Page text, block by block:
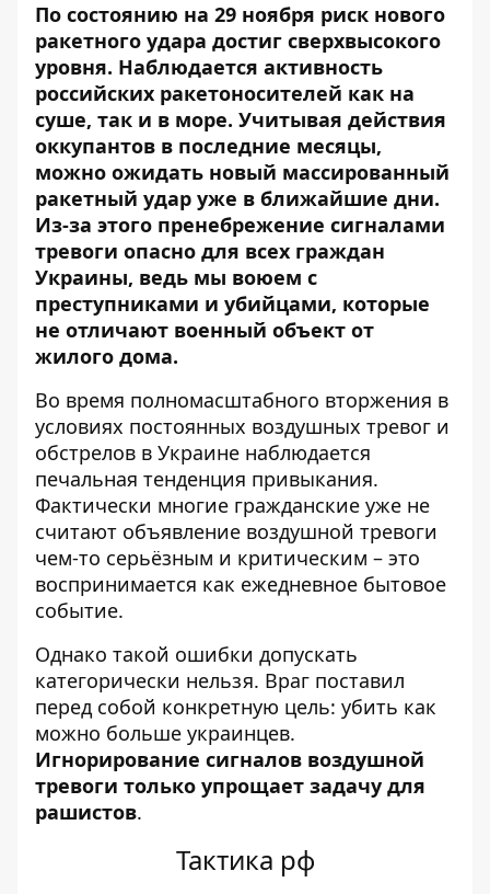
По состоянию на 29 ноября риск нового
ракетного удара достиг сверхвысокого
уровня. Наблюдается активность
российских ракетоносителей как на
суше, так и в море. Учитывая действия
оккупантов в последние месяцы,
можно ожидать новый массированный
ракетный удар уже в ближайшие дни.
Из-за этого пренебрежение сигналами
тревоги опасно для всех граждан
Украины, ведь мы воюем с
преступниками и убийцами, которые
не отличают военный объект от
жилого дома.
Во время полномасштабного вторжения в
условиях постоянных воздушных тревог и
обстрелов в Украине наблюдается
печальная тенденция привыкания.
Фактически многие гражданские уже не
считают объявление воздушной тревоги
чем-то серьёзным и критическим – это
воспринимается как ежедневное бытовое
событие.
Однако такой ошибки допускать
категорически нельзя. Враг поставил
перед собой конкретную цель: убить как
можно больше украинцев.
Игнорирование сигналов воздушной
тревоги только упрощает задачу для
рашистов.
Тактика рф